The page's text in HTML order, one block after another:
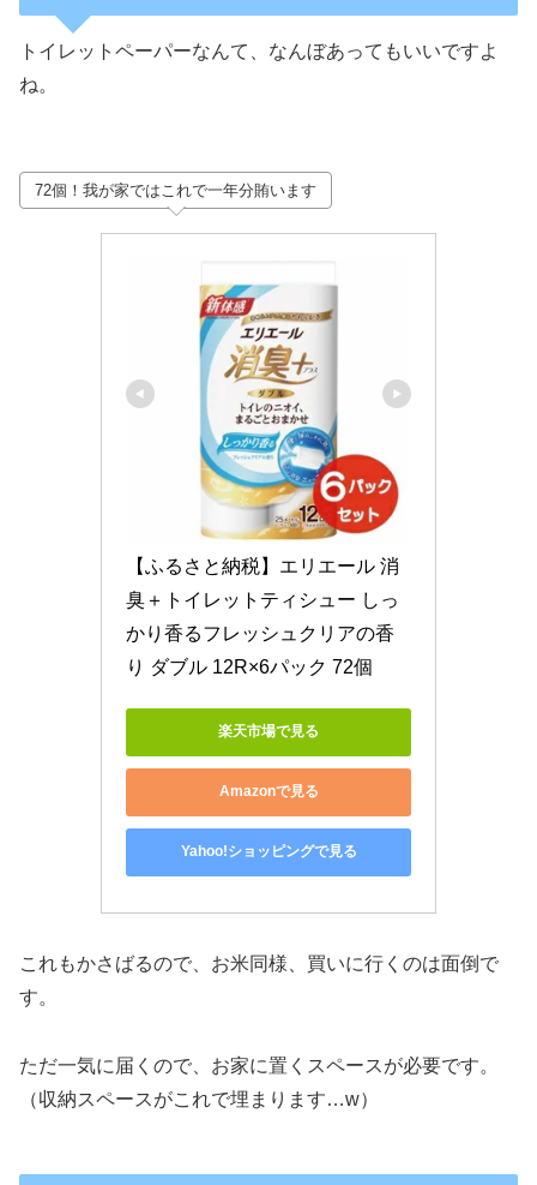
トイレットペーパーなんて、なんぼあってもいいですよ
ね。
72個！我が家ではこれで一年分賄います
【ふるさと納税】エリエール 消
臭＋トイレットティシュー しっ
かり香るフレッシュクリアの香
り ダブル 12R×6パック 72個
楽天市場で見る
Amazonで見る
Yahoo!ショッピングで見る
これもかさばるので、お米同様、買いに行くのは面倒で
す。
ただ一気に届くので、お家に置くスペースが必要です。
（収納スペースがこれで埋まります…w）